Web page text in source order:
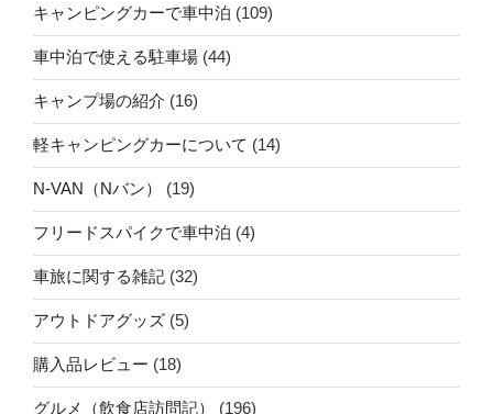
キャンピングカーで車中泊 (109)
車中泊で使える駐車場 (44)
キャンプ場の紹介 (16)
軽キャンピングカーについて (14)
N-VAN（Nバン） (19)
フリードスパイクで車中泊 (4)
車旅に関する雑記 (32)
アウトドアグッズ (5)
購入品レビュー (18)
グルメ（飲食店訪問記） (196)